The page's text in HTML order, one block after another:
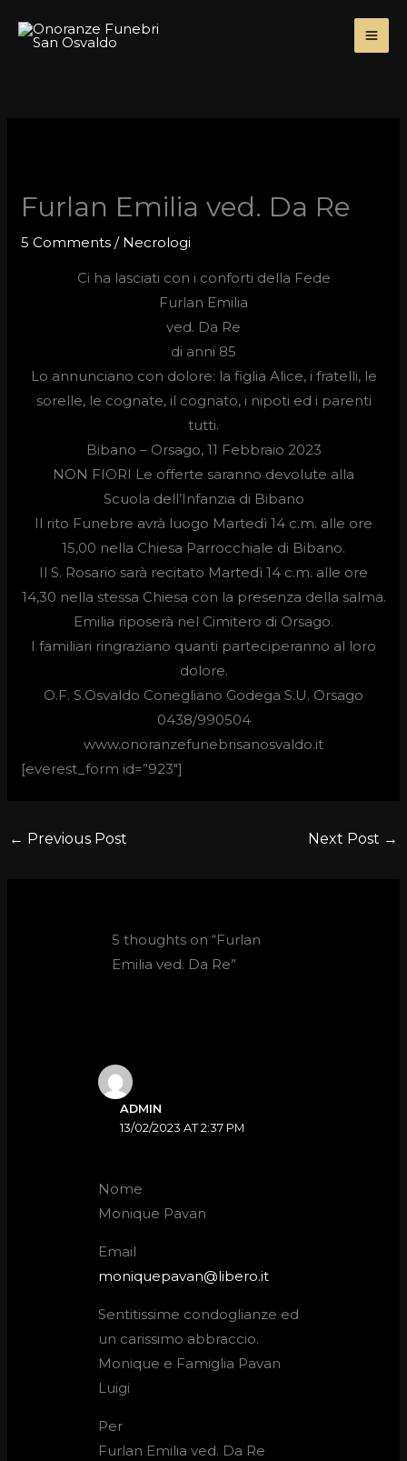
Furlan Emilia ved. Da Re
5 Comments / Necrologi
Ci ha lasciati con i conforti della Fede
Furlan Emilia
ved. Da Re
di anni 85
Lo annunciano con dolore: la figlia Alice, i fratelli, le
sorelle, le cognate, il cognato, i nipoti ed i parenti
tutti.
Bibano – Orsago, 11 Febbraio 2023
NON FIORI Le offerte saranno devolute alla
Scuola dell’Infanzia di Bibano
Il rito Funebre avrà luogo Martedì 14 c.m. alle ore
15,00 nella Chiesa Parrocchiale di Bibano.
Il S. Rosario sarà recitato Martedì 14 c.m. alle ore
14,30 nella stessa Chiesa con la presenza della salma.
Emilia riposerà nel Cimitero di Orsago.
I familiari ringraziano quanti parteciperanno al loro
dolore.
O.F. S.Osvaldo Conegliano Godega S.U. Orsago
0438/990504
www.onoranzefunebrisanosvaldo.it
[everest_form id=”923″]
← Previous Post Next Post →
5 thoughts on “Furlan
Emilia ved. Da Re”
ADMIN
13/02/2023 AT 2:37 PM
Nome
Monique Pavan
Email
moniquepavan@libero.it
Sentitissime condoglianze ed
un carissimo abbraccio.
Monique e Famiglia Pavan
Luigi
Per
Furlan Emilia ved. Da Re